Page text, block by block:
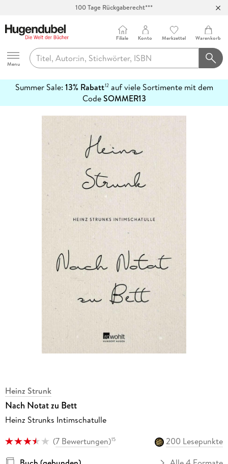
100 Tage Rückgaberecht***
Hugendubel
Menu
Filiale Konto Merkzettel Warenkorb
Summer Sale: 13% Rabatt12auf viele Sortimente mit dem
CodeSOMMER13
erfahren
Heinz Strunk
Nach Notat zu Bett
Heinz Strunks Intimschatulle
(7 Bewertungen)15
200 Lesepunkte